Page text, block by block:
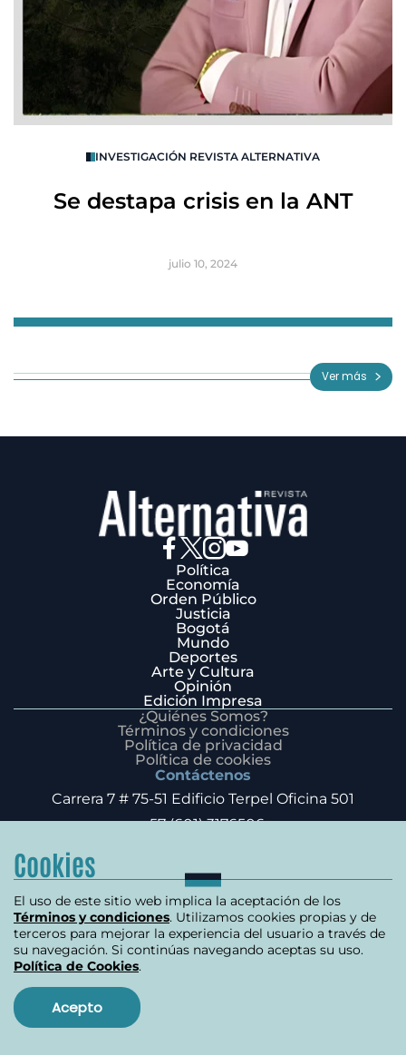
INVESTIGACIÓN REVISTA ALTERNATIVA
Se destapa crisis en la ANT
julio 10, 2024
3
Ver más
Política
Economía
Orden Público
Justicia
Bogotá
Mundo
Deportes
Arte y Cultura
Opinión
Edición Impresa
¿Quiénes Somos?
Términos y condiciones
Política de privacidad
Política de cookies
Contáctenos
Carrera 7 # 75-51 Edificio Terpel Oficina 501
+57 (601) 3176506
Cookies
El uso de este sitio web implica la aceptación de los
Términos y condiciones. Utilizamos cookies propias y de
terceros para mejorar la experiencia del usuario a través de
su navegación. Si continúas navegando aceptas su uso.
Política de Cookies.
Acepto